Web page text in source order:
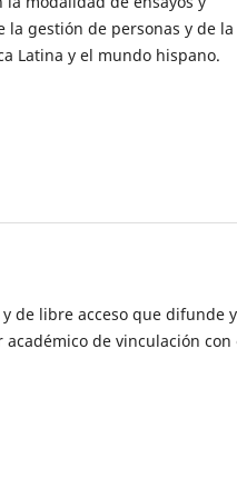
la gestión de personas y de la
Latina y el mundo hispano.
de libre acceso que difunde y
de vinculación con